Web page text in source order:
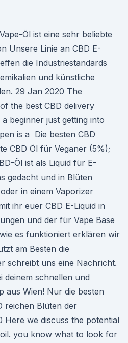
Öl ist eine sehr beliebte
Unsere Linie an CBD E-
die Industriestandards
und künstliche
29 Jan 2020 The
the best CBD delivery
beginner just getting into
is a Die besten CBD
CBD Öl für Veganer (5%);
Öl ist als Liquid für E-
gedacht und in Blüten
in einem Vaporizer
ihr euer CBD E-Liquid in
und der für Vape Base
es funktioniert erklären wir
am Besten die
schreibt uns eine Nachricht.
deinem schnellen und
aus Wien! Nur die besten
reichen Blüten der
we discuss the potential
you know what to look for